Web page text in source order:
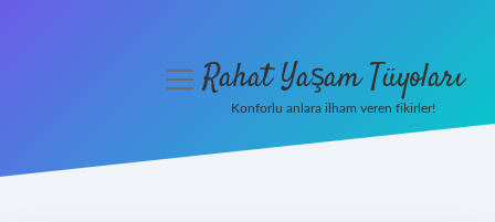
menüyüRahat Yaşam Tüyoları
Konforlu anlara ilham veren fikirler!